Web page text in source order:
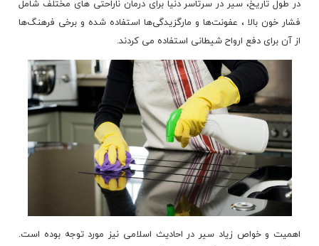
در طول تاریخ، سیر در سرتاسر دنیا برای درمان ناراحتی ‌های مختلف شامل
فشار خون بالا ، عفونت‌ها و مارگزیدگی‌ها استفاده شده و ‏برخی فرهنگ‌ها
از آن برای دفع ارواح شیطانی استفاده می ‌کردند. ‏
اهمیت و خواص زیاد سیر در احادیث اسلامی نیز مورد توجه بوده است.